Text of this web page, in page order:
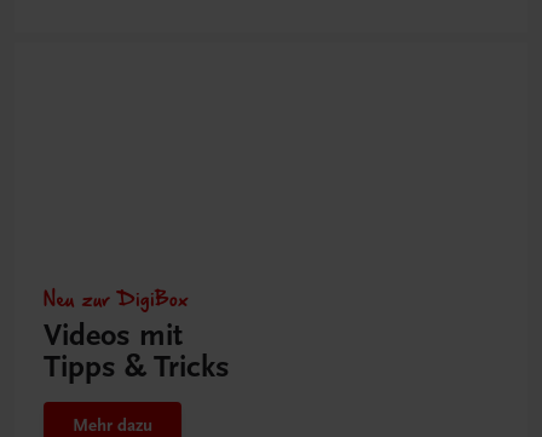
Neu zur DigiBox
Videos mit
Tipps & Tricks
Mehr dazu